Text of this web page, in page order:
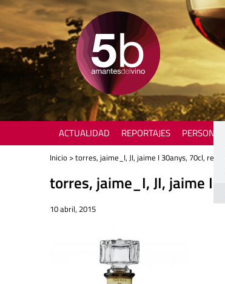
ACTUALIDAD REPORTAJES PERSONAJES
Inicio > torres, jaime_I, JI, jaime I 30anys, 70cl,
torres, jaime_I, JI, jaime I
10 abril, 2015